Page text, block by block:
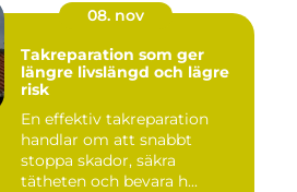
08. nov
Takreparation som ger
längre livslängd och lägre
risk
En effektiv takreparation
handlar om att snabbt
stoppa skador, säkra
tätheten och bevara h...